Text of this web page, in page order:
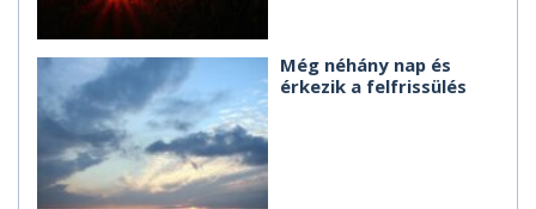
Még néhány nap és
érkezik a felfrissülés